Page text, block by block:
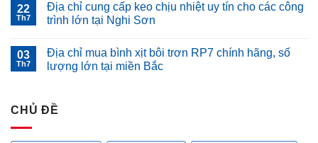
tiếp
gây
dột
–
Quang
Khôi
bạn
các
loại
keo
hữu
ích
trong
bình
luận
ở
cháy
Apollo
PU
hãng
22
Th7
Địa chỉ cung cấp keo chịu nhiệt uy tín cho các công
trình lớn tại Nghi Sơn
bình
luận
ở
cấp
03
Th7
Địa chỉ mua bình xịt bôi trơn RP7 chính hãng, số
lượng lớn tại miền Bắc
luận
CHỦ ĐỀ